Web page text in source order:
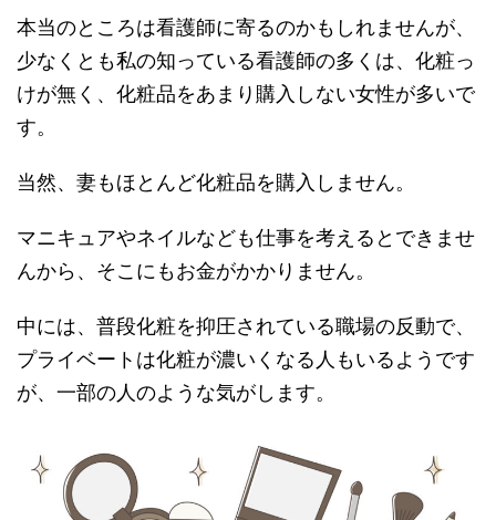
本当のところは看護師に寄るのかもしれませんが、
少なくとも私の知っている看護師の多くは、化粧っ
けが無く、化粧品をあまり購入しない女性が多いで
す。
当然、妻もほとんど化粧品を購入しません。
マニキュアやネイルなども仕事を考えるとできませ
んから、そこにもお金がかかりません。
中には、普段化粧を抑圧されている職場の反動で、
プライベートは化粧が濃いくなる人もいるようです
が、一部の人のような気がします。